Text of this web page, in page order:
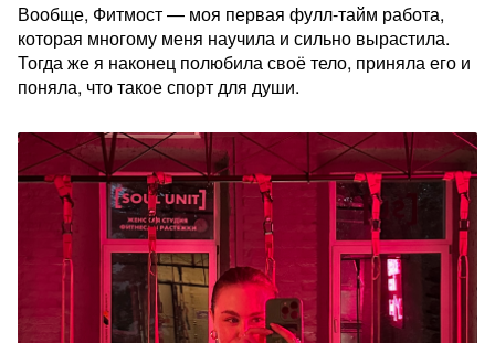
Вообще, Фитмост — моя первая фулл-тайм работа,
которая многому меня научила и сильно вырастила.
Тогда же я наконец полюбила своё тело, приняла его и
поняла, что такое спорт для души.